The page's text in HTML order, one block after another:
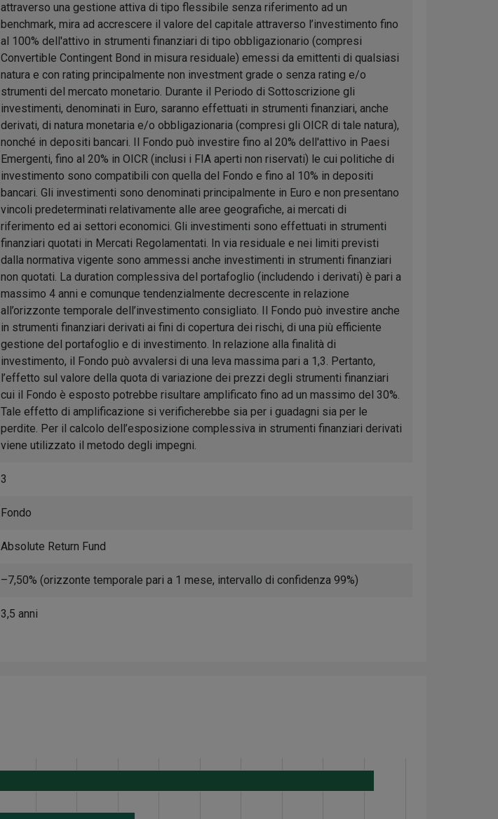
attraverso una gestione attiva di tipo flessibile senza riferimento ad un
benchmark, mira ad accrescere il valore del capitale attraverso l’investimento fino
al 100% dell'attivo in strumenti finanziari di tipo obbligazionario (compresi
Convertible Contingent Bond in misura residuale) emessi da emittenti di qualsiasi
natura e con rating principalmente non investment grade o senza rating e/o
strumenti del mercato monetario. Durante il Periodo di Sottoscrizione gli
investimenti, denominati in Euro, saranno effettuati in strumenti finanziari, anche
derivati, di natura monetaria e/o obbligazionaria (compresi gli OICR di tale natura),
nonché in depositi bancari. Il Fondo può investire fino al 20% dell'attivo in Paesi
Emergenti, fino al 20% in OICR (inclusi i FIA aperti non riservati) le cui politiche di
investimento sono compatibili con quella del Fondo e fino al 10% in depositi
bancari. Gli investimenti sono denominati principalmente in Euro e non presentano
vincoli predeterminati relativamente alle aree geografiche, ai mercati di
riferimento ed ai settori economici. Gli investimenti sono effettuati in strumenti
finanziari quotati in Mercati Regolamentati. In via residuale e nei limiti previsti
dalla normativa vigente sono ammessi anche investimenti in strumenti finanziari
non quotati. La duration complessiva del portafoglio (includendo i derivati) è pari a
massimo 4 anni e comunque tendenzialmente decrescente in relazione
all’orizzonte temporale dell’investimento consigliato. Il Fondo può investire anche
in strumenti finanziari derivati ai fini di copertura dei rischi, di una più efficiente
gestione del portafoglio e di investimento. In relazione alla finalità di
investimento, il Fondo può avvalersi di una leva massima pari a 1,3. Pertanto,
l’effetto sul valore della quota di variazione dei prezzi degli strumenti finanziari
cui il Fondo è esposto potrebbe risultare amplificato fino ad un massimo del 30%.
Tale effetto di amplificazione si verificherebbe sia per i guadagni sia per le
perdite. Per il calcolo dell’esposizione complessiva in strumenti finanziari derivati
viene utilizzato il metodo degli impegni.
3
Fondo
Absolute Return Fund
–7,50% (orizzonte temporale pari a 1 mese, intervallo di confidenza 99%)
3,5 anni